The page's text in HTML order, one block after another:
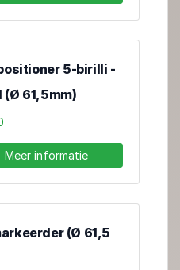
5-birilli -
(Ø 61,5mm)
Meer informatie
(Ø 61,5